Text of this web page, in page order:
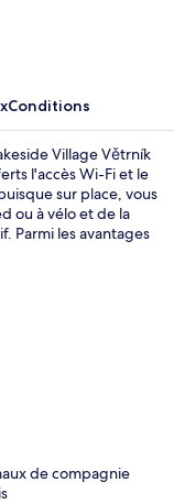
Conditions
Village Větrník
l'accès Wi-Fi et le
sur place, vous
ou à vélo et de la
Parmi les avantages
de compagnie